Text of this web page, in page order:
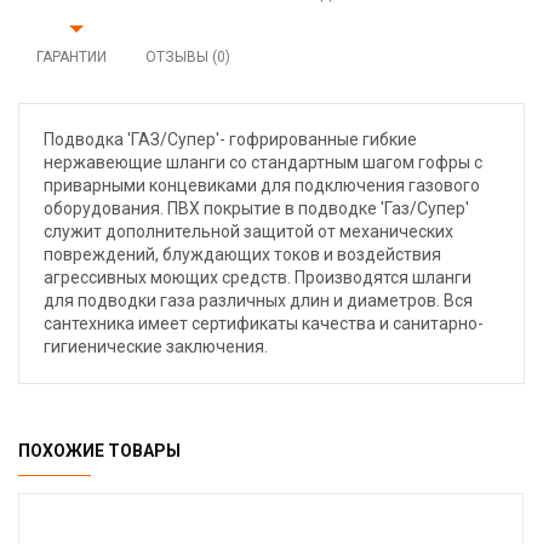
ГАРАНТИИ ОТЗЫВЫ (0)
Подводка 'ГАЗ/Супер'- гофрированные гибкие
нержавеющие шланги со стандартным шагом гофры с
приварными концевиками для подключения газового
оборудования. ПВХ покрытие в подводке 'Газ/Супер'
служит дополнительной защитой от механических
повреждений, блуждающих токов и воздействия
агрессивных моющих средств. Производятся шланги
для подводки газа различных длин и диаметров. Вся
сантехника имеет сертификаты качества и санитарно-
гигиенические заключения.
ПОХОЖИЕ ТОВАРЫ